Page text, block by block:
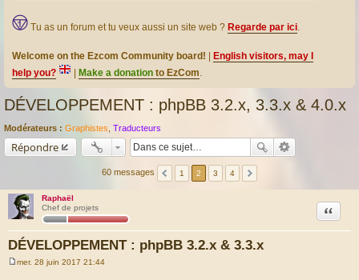
Tu as un forum et tu veux aussi un site web ? Regarde par ici.
Welcome on the Ezcom Community board!
English visitors, may I
help you?
Make a donation to EzCom.
DÉVELOPPEMENT : phpBB 3.2.x, 3.3.x & 4.0.x
Modérateurs : Graphistes Traducteurs
Répondre
60 messages 1 2 3 4
Raphaël
Chef de projets
DÉVELOPPEMENT : phpBB 3.2.x & 3.3.x
Citation
mer. 28 juin 2017 21:44